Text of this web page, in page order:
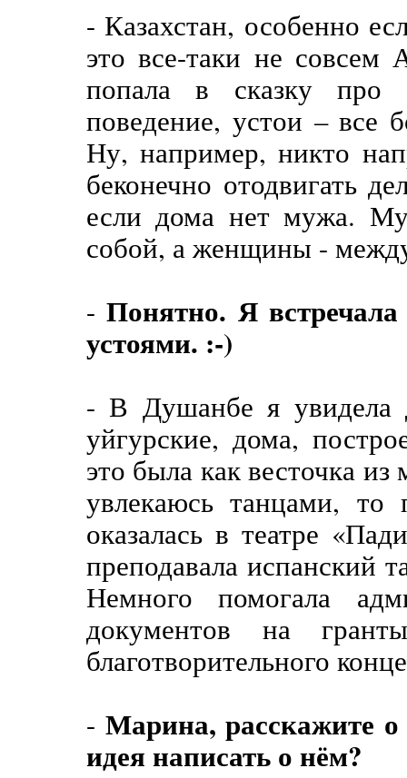
- Казахстан, особенно
это все-таки не
попала в сказку про
поведение, устои – все
Ну, например, никто
беконечно отодвигать
если дома нет мужа.
собой, а женщины -
-Понятно. Я
устоями. :-)
- В Душанбе я увидела
уйгурские, дома,
это была как весточка из
увлекаюсь танцами,
оказалась в театре
преподавала испанский
Немного помогала
документов на
благотворительного
- Марина, расскажите
идея написать о нём?